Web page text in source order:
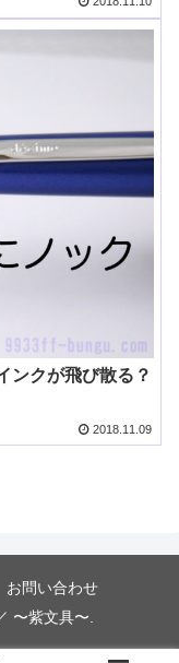
ンクが飛び散る？
2018.11.09
お問い合わせ
〜紫文具〜.